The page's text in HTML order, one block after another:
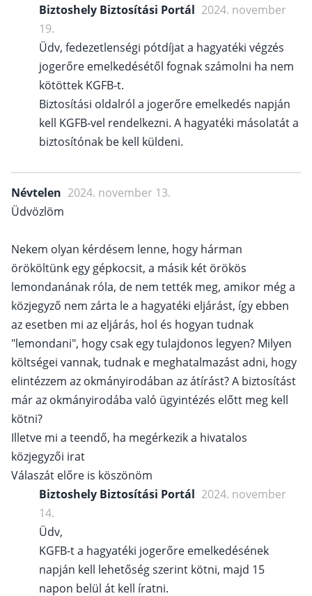
Biztoshely Biztosítási Portál 2024. november
19.
Üdv, fedezetlenségi pótdíjat a hagyatéki végzés
jogerőre emelkedésétől fognak számolni ha nem
kötöttek KGFB-t.
Biztosítási oldalról a jogerőre emelkedés napján
kell KGFB-vel rendelkezni. A hagyatéki másolatát a
biztosítónak be kell küldeni.
Névtelen 2024. november 13.
Üdvözlöm
Nekem olyan kérdésem lenne, hogy hárman
örököltünk egy gépkocsit, a másik két örökös
lemondanának róla, de nem tették meg, amikor még a
közjegyző nem zárta le a hagyatéki eljárást, így ebben
az esetben mi az eljárás, hol és hogyan tudnak
"lemondani", hogy csak egy tulajdonos legyen? Milyen
költségei vannak, tudnak e meghatalmazást adni, hogy
elintézzem az okmányirodában az átírást? A biztosítást
már az okmányirodába való ügyintézés előtt meg kell
kötni?
Illetve mi a teendő, ha megérkezik a hivatalos
közjegyzői irat
Válaszát előre is köszönöm
Biztoshely Biztosítási Portál 2024. november
14.
Üdv,
KGFB-t a hagyatéki jogerőre emelkedésének
napján kell lehetőség szerint kötni, majd 15
napon belül át kell íratni.